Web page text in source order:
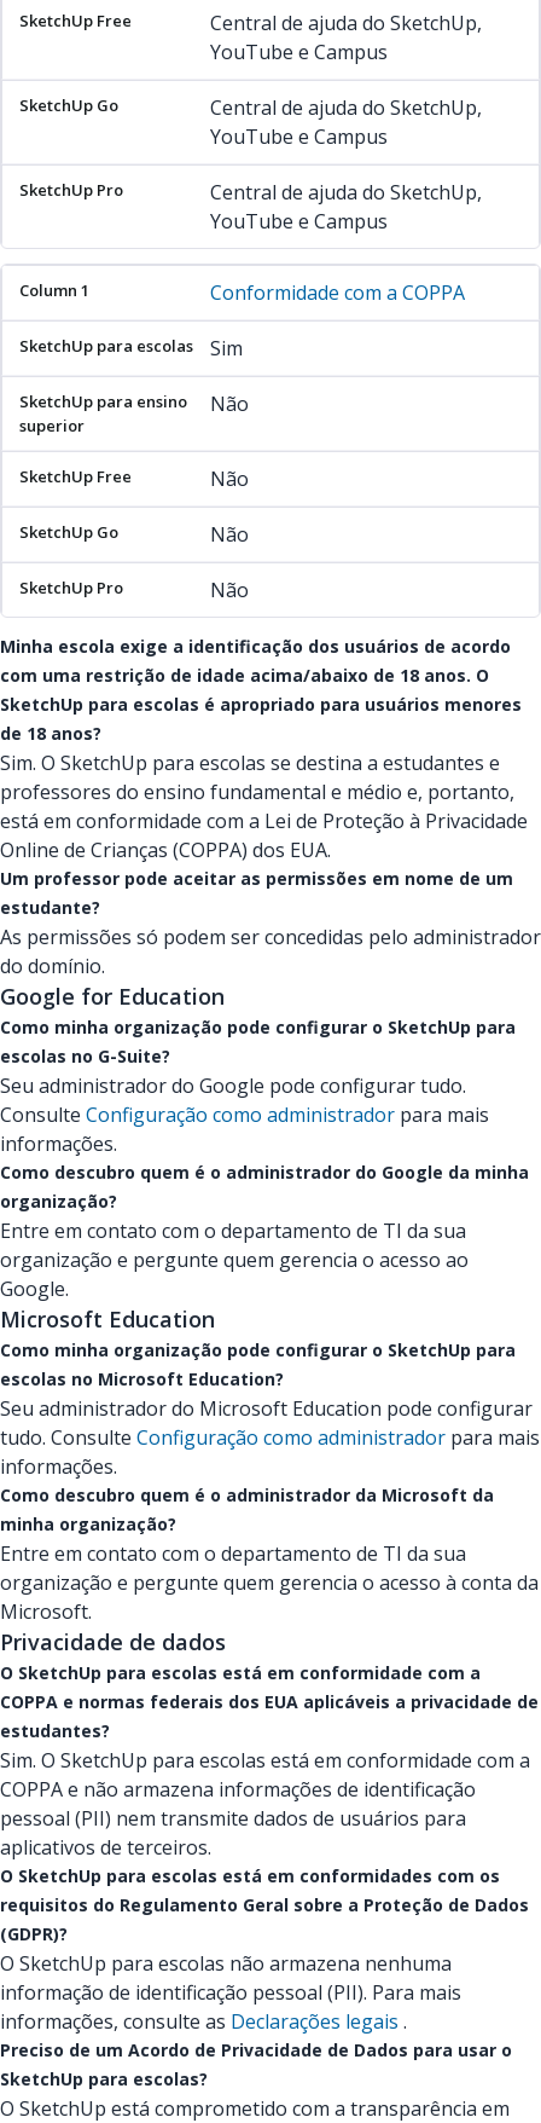
Central de ajuda do SketchUp,
YouTube e Campus
Central de ajuda do SketchUp,
YouTube e Campus
Central de ajuda do SketchUp,
YouTube e Campus
Conformidade com a COPPA
Sim
Não
Não
Não
Não
Minha escola exige a identificação dos usuários de acordo
com uma restrição de idade acima/abaixo de 18 anos. O
SketchUp para escolas é apropriado para usuários menores
de 18 anos?
Sim. O SketchUp para escolas se destina a estudantes e
professores do ensino fundamental e médio e, portanto,
está em conformidade com a Lei de Proteção à Privacidade
Online de Crianças (COPPA) dos EUA.
Um professor pode aceitar as permissões em nome de um
estudante?
As permissões só podem ser concedidas pelo administrador
do domínio.
Google for Education
Como minha organização pode configurar o SketchUp para
escolas no G-Suite?
Seu administrador do Google pode configurar tudo.
Consulte Configuração como administrador para mais
informações.
Como descubro quem é o administrador do Google da minha
organização?
Entre em contato com o departamento de TI da sua
organização e pergunte quem gerencia o acesso ao
Google.
Microsoft Education
Como minha organização pode configurar o SketchUp para
escolas no Microsoft Education?
Seu administrador do Microsoft Education pode configurar
tudo. Consulte Configuração como administrador para mais
informações.
Como descubro quem é o administrador da Microsoft da
minha organização?
Entre em contato com o departamento de TI da sua
organização e pergunte quem gerencia o acesso à conta da
Microsoft.
Privacidade de dados
O SketchUp para escolas está em conformidade com a
COPPA e normas federais dos EUA aplicáveis a privacidade de
estudantes?
Sim. O SketchUp para escolas está em conformidade com a
COPPA e não armazena informações de identificação
pessoal (PII) nem transmite dados de usuários para
aplicativos de terceiros.
O SketchUp para escolas está em conformidades com os
requisitos do Regulamento Geral sobre a Proteção de Dados
(GDPR)?
O SketchUp para escolas não armazena nenhuma
informação de identificação pessoal (PII). Para mais
informações, consulte as Declarações legais .
Preciso de um Acordo de Privacidade de Dados para usar o
SketchUp para escolas?
O SketchUp está comprometido com a transparência em